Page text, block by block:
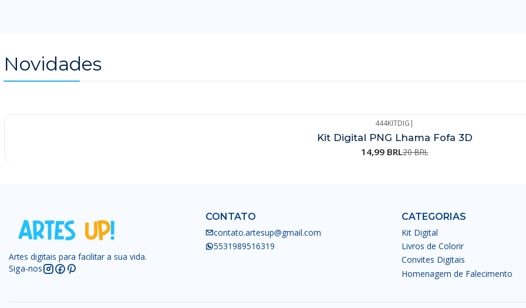
Novidades
444KITDIG |
Kit Digital PNG Lhama Fofa 3D
14,99 BRL20 BRL
Artes digitais para facilitar a sua vida.
Siga-nos
CONTATO
contato.artesup@gmail.com
5531989516319
CATEGORIAS
Kit Digital
Livros de Colorir
Convites Digitais
Homenagem de Falecimento